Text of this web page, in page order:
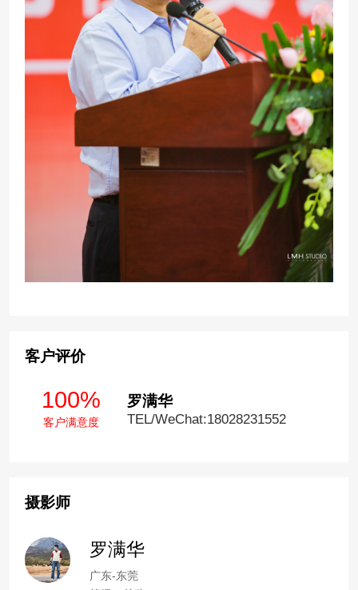
客户评价
100%
客户满意度
罗满华
TEL/WeChat:18028231552
摄影师
罗满华
广东-东莞